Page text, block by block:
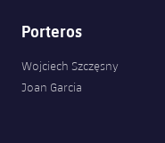
Porteros
Wojciech Szczęsny
Joan Garcia